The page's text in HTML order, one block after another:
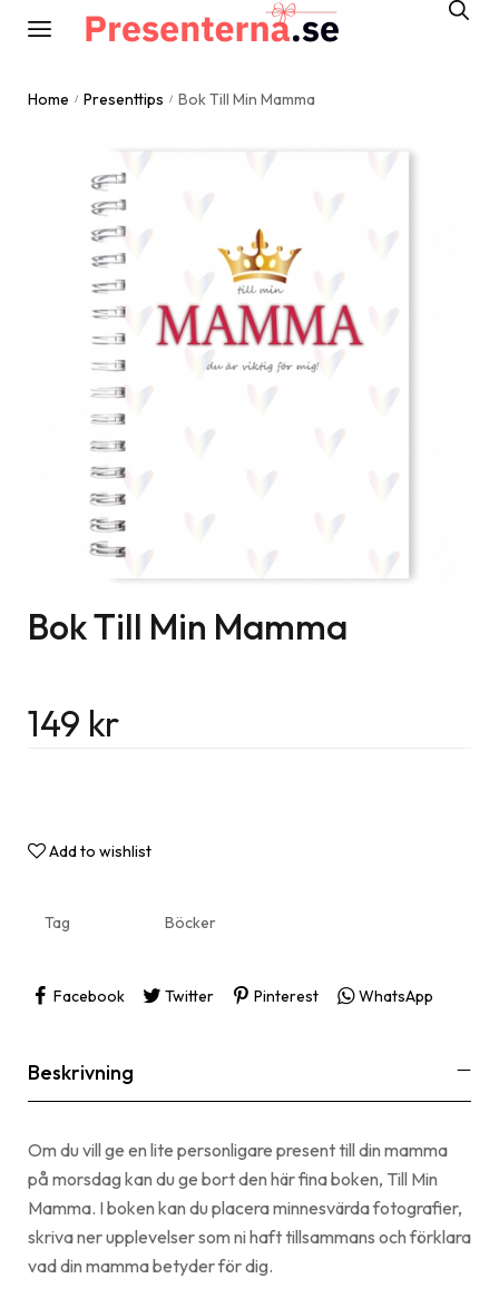
Home / Presenttips / Bok Till Min Mamma
Bok Till Min Mamma
149 kr
Add to wishlist
Tag Böcker
Facebook Twitter Pinterest WhatsApp
Beskrivning
Om du vill ge en lite personligare present till din mamma
på morsdag kan du ge bort den här fina boken, Till Min
Mamma. I boken kan du placera minnesvärda fotografier,
skriva ner upplevelser som ni haft tillsammans och förklara
vad din mamma betyder för dig.